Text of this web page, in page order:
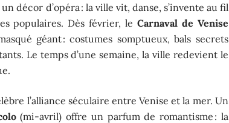
décor d’opéra : la ville vit, danse, s’invente au fil
populaires. Dès février, leCarnaval de Venise
géant : costumes somptueux, bals secrets
Le temps d’une semaine, la ville redevient le
l’alliance séculaire entre Venise et la mer. Un
(mi-avril) offre un parfum de romantisme : la